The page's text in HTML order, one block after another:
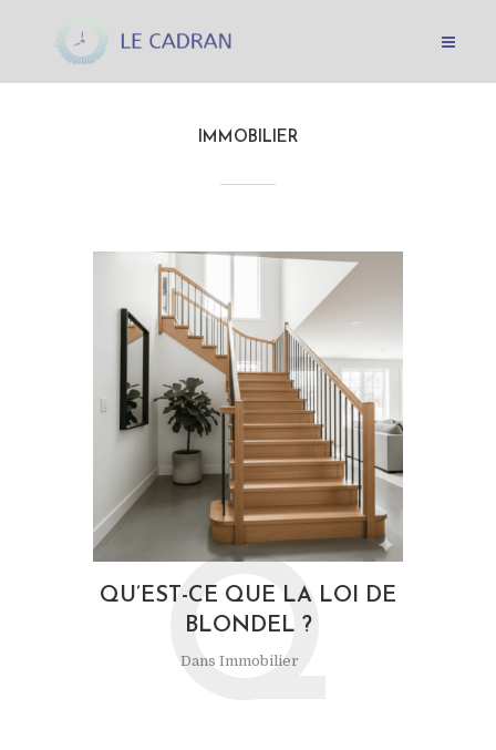
IMMOBILIER
QU’EST-CE QUE LA LOI DE
BLONDEL ?
Dans Immobilier
Q